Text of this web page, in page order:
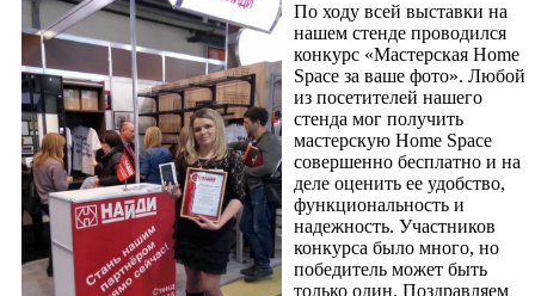
По ходу всей выставки на
нашем стенде проводился
конкурс «Мастерская Home
Space за ваше фото». Любой
из посетителей нашего
стенда мог получить
мастерскую Home Space
совершенно бесплатно и на
деле оценить ее удобство,
функциональность и
надежность. Участников
конкурса было много, но
победитель может быть
только один. Поздравляем